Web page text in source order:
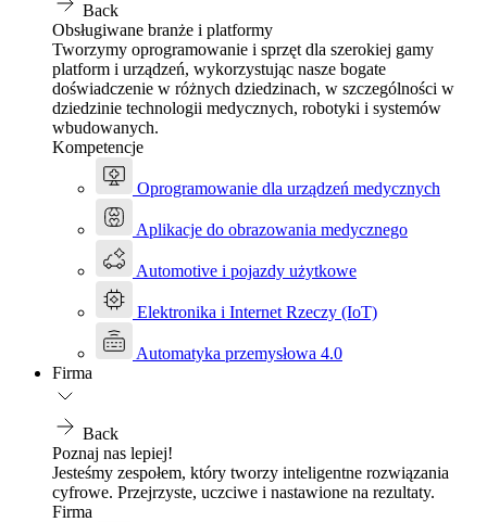
Back
Obsługiwane branże i platformy
Tworzymy oprogramowanie i sprzęt dla szerokiej gamy
platform i urządzeń, wykorzystując nasze bogate
doświadczenie w różnych dziedzinach, w szczególności w
dziedzinie technologii medycznych, robotyki i systemów
wbudowanych.
Kompetencje
Oprogramowanie dla urządzeń medycznych
Aplikacje do obrazowania medycznego
Automotive i pojazdy użytkowe
Elektronika i Internet Rzeczy (IoT)
Automatyka przemysłowa 4.0
Firma
Back
Poznaj nas lepiej!
Jesteśmy zespołem, który tworzy inteligentne rozwiązania
cyfrowe. Przejrzyste, uczciwe i nastawione na rezultaty.
Firma